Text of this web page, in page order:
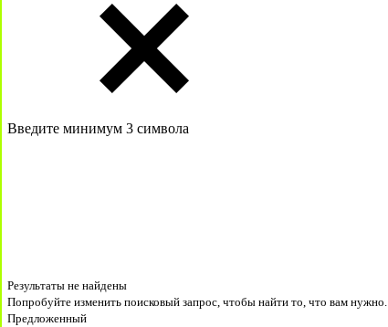
Введите минимум 3 символа
Результаты не найдены
Попробуйте изменить поисковый запрос, чтобы найти то, что вам нужно.
Предложенный